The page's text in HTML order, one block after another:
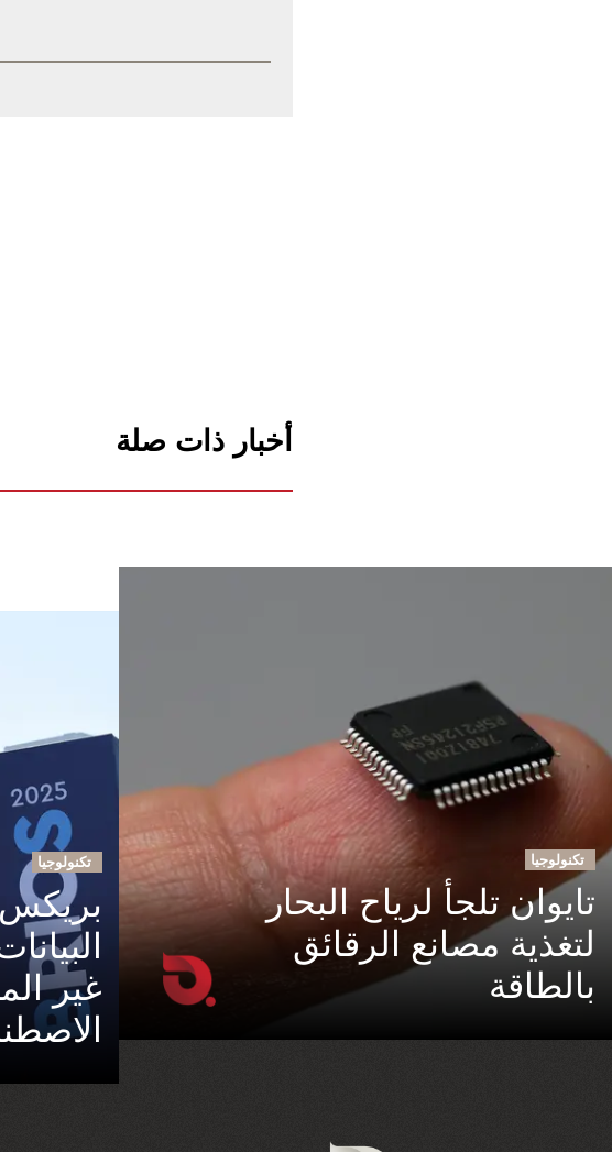
أخبار ذات صلة
تكنولوجيا
تايوان تلجأ لرياح البحار
لتغذية مصانع الرقائق
بالطاقة
تكنولوجيا
غير